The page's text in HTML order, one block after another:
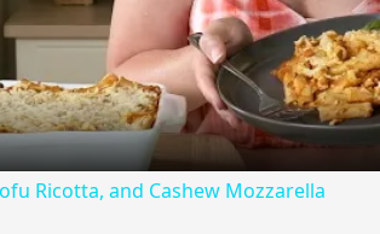
Video
Ricotta, and Cashew Mozzarella